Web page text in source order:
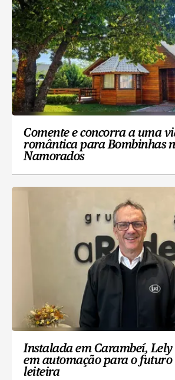
Comente e concorra a uma
romântica para Bombinhas
Namorados
Instalada em Carambeí, Lely
em automação para o
leiteira